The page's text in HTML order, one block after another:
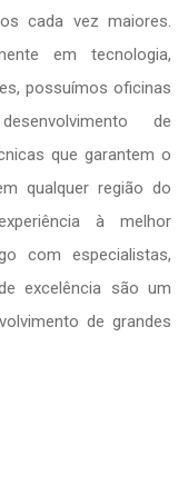
cada vez maiores.
em tecnologia,
possuímos oficinas
de
que garantem o
qualquer região do
à melhor
com especialistas,
excelência são um
de grandes